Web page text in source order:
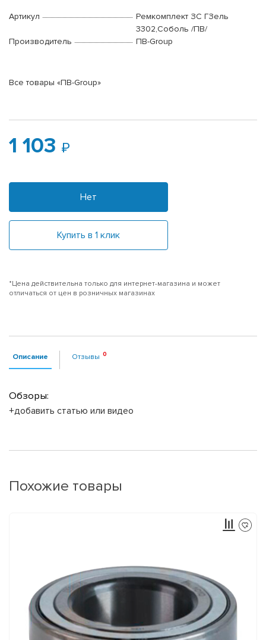
Артикул
Ремкомплект ЗС ГЗель
3302,Соболь /ПВ/
Производитель
ПВ-Group
Все товары «ПВ-Group»
1 103
Нет
Купить в 1 клик
*Цена действительна только для интернет-магазина и может
отличаться от цен в розничных магазинах
Описание Отзывы
Обзоры:
+добавить статью или видео
Похожие товары